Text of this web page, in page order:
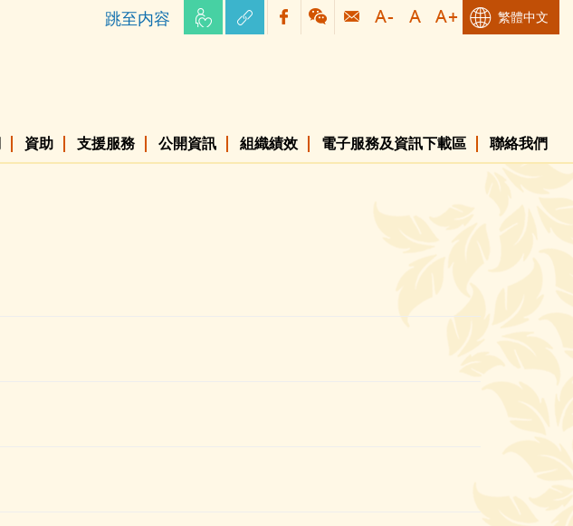
跳至内容 繁體中文
資助 支援服務 公開資訊 組織績效 電子服務及資訊下載區 聯絡我們